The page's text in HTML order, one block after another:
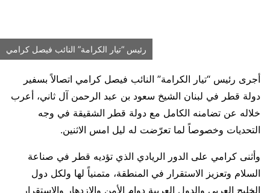
رئيس “تيار الكرامة” النائب فيصل كرامي
أجرى رئيس “تيار الكرامة” النائب فيصل كرامي اتصالاً بسفير
دولة قطر في لبنان الشيخ سعود بن عبد الرحمن آل ثاني، أعرب
خلاله عن تضامنه الكامل مع دولة قطر الشقيقة في وجه
التحديات وخصوصاً لما تعرّضت له ليل امس الاثنين.
وأثنى كرامي على الدور الريادي الذي تؤديه قطر في صناعة
السلام وتعزيز الاستقرار في المنطقة، متمنياً لها ولكل دول
الخليج العربي والدول العربية دوام الأمن والازدهار والاستقرار